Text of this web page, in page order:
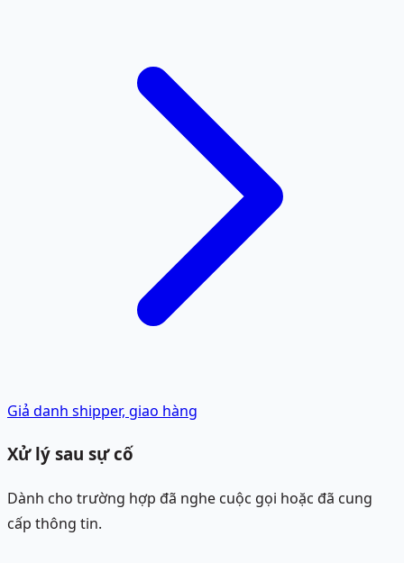
Giả danh shipper, giao hàng
Xử lý sau sự cố
Dành cho trường hợp đã nghe cuộc gọi hoặc đã cung
cấp thông tin.